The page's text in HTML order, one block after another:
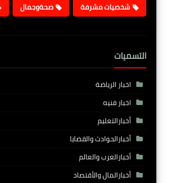
شخصيات مشرفة
صحةوجمال
التسميات
اخبار الرياضة
اخبار فنيه
أخبارالتعليم
أخبارالحوادث والقضايا
أخبارالعرب والعالم
أخبارالمال والأقتصاد